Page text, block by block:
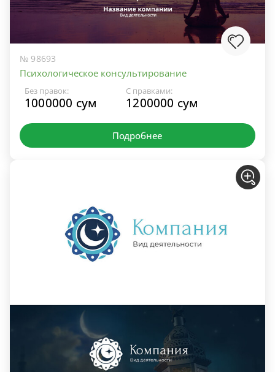
№ 98693
Психологическое консультирование
Без правок:
1000000 сум
С правками:
1200000 сум
Подробнее